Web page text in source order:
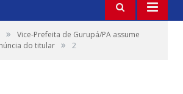
»
Vice-Prefeita de Gurupá/PA assume
do titular » 2